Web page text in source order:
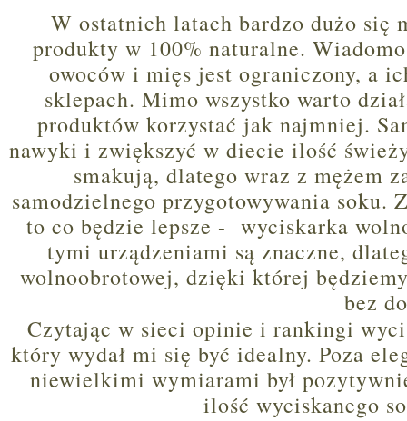
W ostatnich latach bardzo dużo
produkty w 100% naturalne.
owoców i mięs jest ograniczony, a
sklepach. Mimo wszystko warto
produktów korzystać jak najmniej.
nawyki i zwiększyć w diecie ilość
smakują, dlatego wraz z mężem
samodzielnego przygotowywania soku.
to co będzie lepsze - wyciskarka
tymi urządzeniami są znaczne,
wolnoobrotowej, dzięki której
bez
Czytając w sieci opinie i rankingi
który wydał mi się być idealny. Poza
niewielkimi wymiarami był
ilość wyciskanego